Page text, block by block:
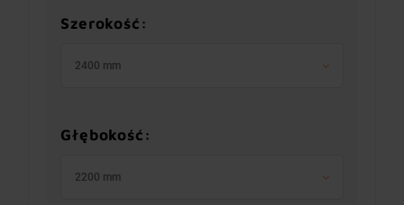
Szerokość:
2400 mm
Głębokość:
2200 mm